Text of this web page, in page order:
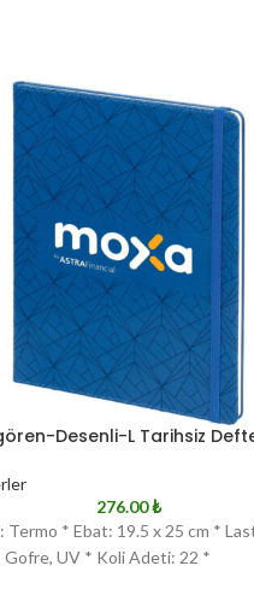
Desenli-L Tarihsiz
276.00₺
Termo * Ebat: 19.5 x 25 cm *
Gofre, UV * Koli Adeti: 22 *